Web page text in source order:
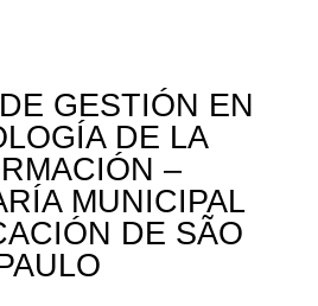
GESTIÓN EN
DE LA
–
MUNICIPAL
DE SÃO